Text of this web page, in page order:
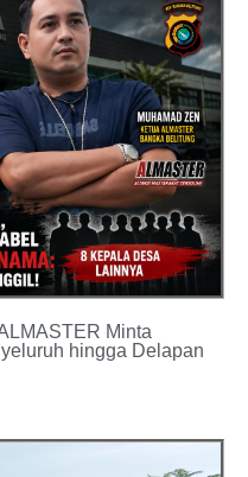
Minta
hingga Delapan